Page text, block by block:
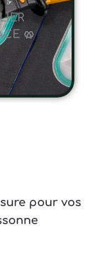
🥨
pour vos